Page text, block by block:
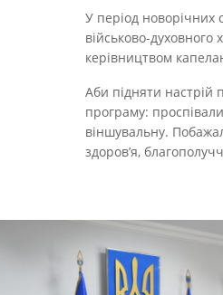
У період новорічних
військово-духовного
керівництвом
Аби підняти настрій
програму:
віншувальну.
здоров’я,